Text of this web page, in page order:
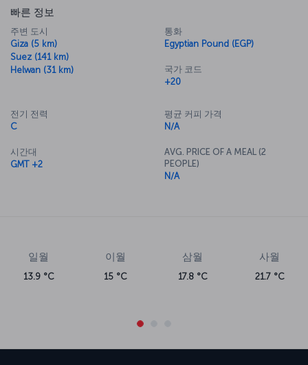
takes about 30 minutes.
빠른 정보
주변 도시
Giza (5 km)
Suez (141 km)
Helwan (31 km)
통화
Egyptian Pound (EGP)
국가 코드
+20
전기 전력
C
시간대
GMT +2
평균 커피 가격
N/A
AVG. PRICE OF A MEAL (2
PEOPLE)
N/A
일월
13.9 °C
이월
15 °C
삼월
17.8 °C
사월
21.7 °C